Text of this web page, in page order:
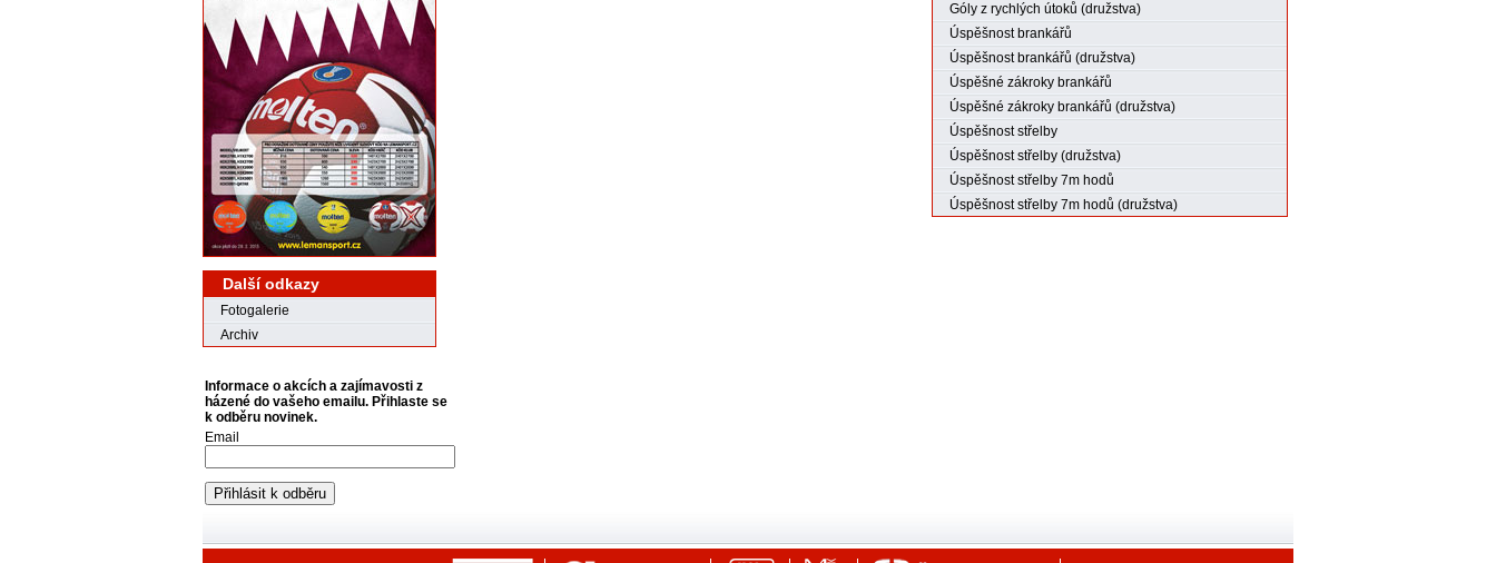
Další odkazy
Fotogalerie
Archiv
Informace o akcích a zajímavosti z
házené do vašeho emailu. Přihlaste se
k odběru novinek.
Email
Góly z rychlých útoků (družstva)
Úspěšnost brankářů
Úspěšnost brankářů (družstva)
Úspěšné zákroky brankářů
Úspěšné zákroky brankářů (družstva)
Úspěšnost střelby
Úspěšnost střelby (družstva)
Úspěšnost střelby 7m hodů
Úspěšnost střelby 7m hodů (družstva)